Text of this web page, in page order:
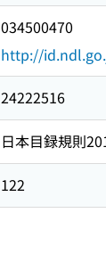
034500470
http://
24222516
日本目録規則
122